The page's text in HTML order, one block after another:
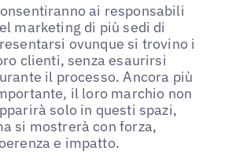
ai responsabili
marketing di più sedi di
ovunque si trovino i
clienti, senza esaurirsi
il processo. Ancora più
il loro marchio non
solo in questi spazi,
si mostrerà con forza,
e impatto.